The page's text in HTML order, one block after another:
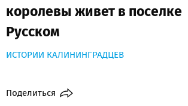
королевы живет в поселке
Русском
ИСТОРИИ КАЛИНИНГРАДЦЕВ
Поделиться